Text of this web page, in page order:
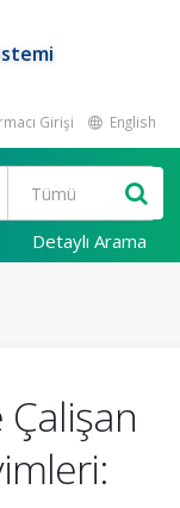
Girişi English
Detaylı Arama